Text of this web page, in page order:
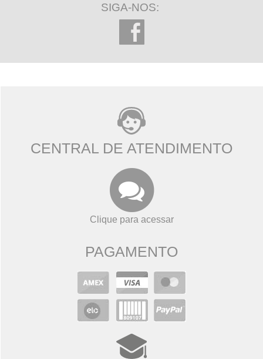
SIGA-NOS:
CENTRAL DE ATENDIMENTO
Clique para acessar
PAGAMENTO